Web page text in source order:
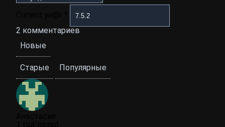
2 комментариев
Новые
Старые Популярные